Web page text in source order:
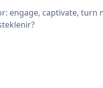
engage, captivate, turn